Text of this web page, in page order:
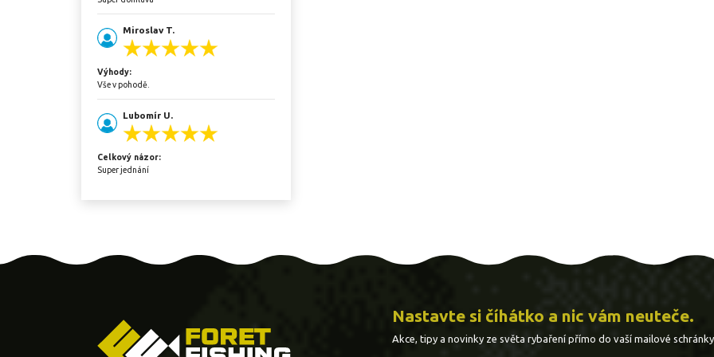
Miroslav T.
Výhody:
Vše v pohodě.
Lubomír U.
Celkový názor:
Super jednání
Nastavte si číhátko a nic vám neuteče.
Akce, tipy a novinky ze světa rybaření přímo do vaší mailové